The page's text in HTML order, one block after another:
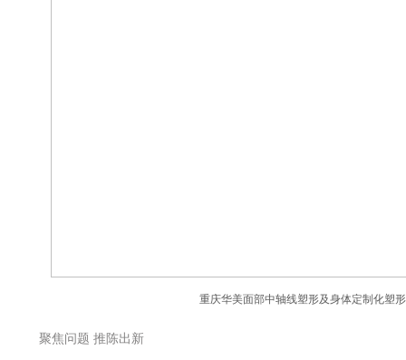
重庆华美面部中轴线塑形及身体定制化塑
聚焦问题 推陈出新